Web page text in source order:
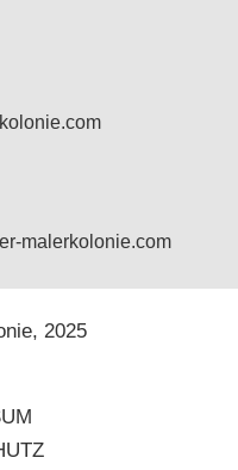
malerkolonie.com
2025